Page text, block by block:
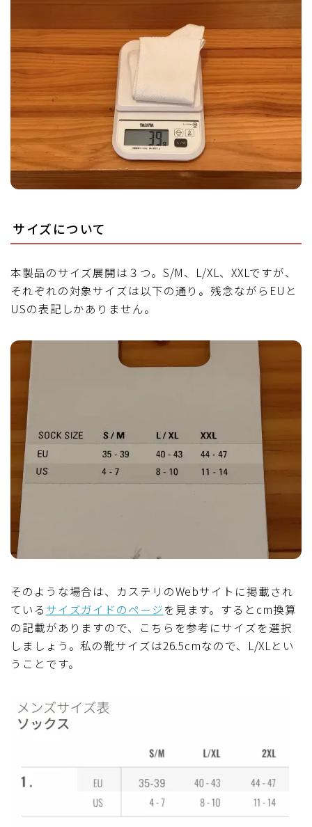
サイズについて
本製品のサイズ展開は３つ。S/M、L/XL、XXLですが、
それぞれの対象サイズは以下の通り。残念ながらEUと
USの表記しかありません。
そのような場合は、カステリのWebサイトに掲載され
ているサイズガイドのページを見ます。するとcm換算
の記載がありますので、こちらを参考にサイズを選択
しましょう。私の靴サイズは26.5cmなので、L/XLとい
うことです。